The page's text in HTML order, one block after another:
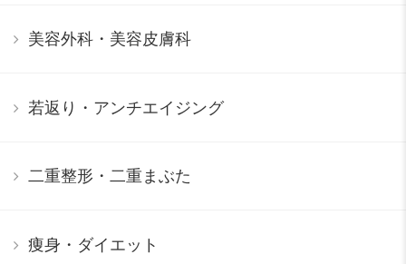
美容外科・美容皮膚科
若返り・アンチエイジング
二重整形・二重まぶた
痩身・ダイエット